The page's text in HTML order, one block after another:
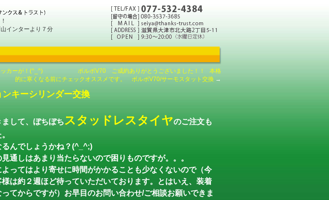
インターより７分
テッカーが！(^_^) ボルボV70 ご成約ありがとうございました！！
本格
的に寒くなる前にチェックオススメです。 ボルボV70/サーモスタット交換 →
キーシリンダー交換
して、ぼちぼちスタッドレスタイヤのご注文も
んでしょうかね？(^_^;)
通しはあまり当たらないので困りものですが。。。
ってはより寄せに時間がかかることも少なくないので（今
は約２週ほど待っていただいております。とはいえ、装着
てからですが）お早目のお問い合わせ/ご相談お願いできま